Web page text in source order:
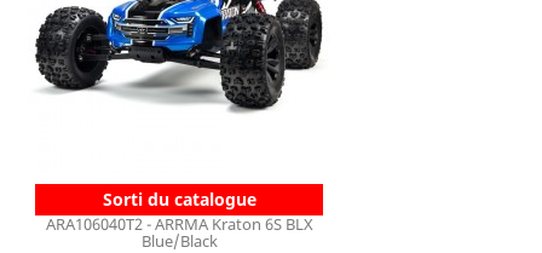
Sorti du catalogue
ARA106040T2 - ARRMA Kraton 6S BLX
Blue/Black